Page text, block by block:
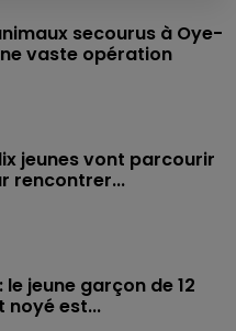
secourus à Oye-
vaste opération
jeunes vont parcourir
rencontrer...
le jeune garçon de 12
noyé est...